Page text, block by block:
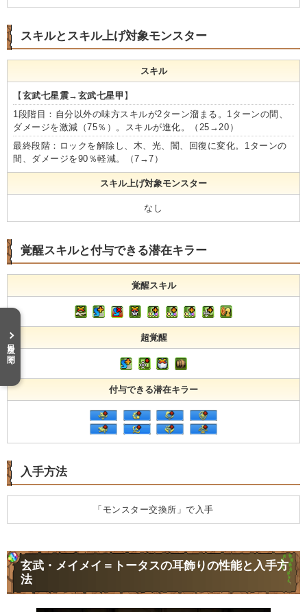
スキルとスキル上げ対象モンスター
スキル
【 玄武七星震→玄武七星甲 】
1段階目：自分以外の味方スキルが2ターン溜まる。1ターンの間、
ダメージを激減（75％）。スキルが進化。（25→20）
最終段階：ロックを解除し、木、光、闇、回復に変化。1ターンの
間、ダメージを90％軽減。（7→7）
スキル上げ対象モンスター
なし
覚醒スキルと付与できる潜在キラー
覚醒スキル
超覚醒
付与できる潜在キラー
入手方法
「モンスター交換所」で入手
玄武・メイメイ＝トータスの耳飾りの性能と入手方
法
目次を開く